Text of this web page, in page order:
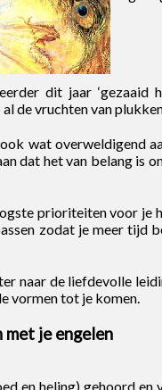
dit jaar ‘gezaaid
de vruchten van
wat overweldigend
dat het van belang is
prioriteiten voor je
zodat je meer
naar de liefdevolle
vormen tot je komen.
met je engelen
en heling) gehoord